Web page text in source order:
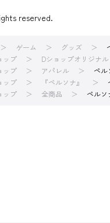
reserved.
ゲーム グッズ
ップ Dショップオリジナル
ップ アパレル
ペル
ップ 『ペルソナ』
ップ 全商品 ペルソ